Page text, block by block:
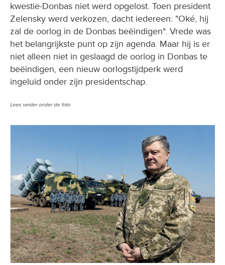
kwestie-Donbas niet werd opgelost. Toen president
Zelensky werd verkozen, dacht iedereen: "Oké, hij
zal de oorlog in de Donbas beëindigen". Vrede was
het belangrijkste punt op zijn agenda. Maar hij is er
niet alleen niet in geslaagd de oorlog in Donbas te
beëindigen, een nieuw oorlogstijdperk werd
ingeluid onder zijn presidentschap.
Lees verder onder de foto